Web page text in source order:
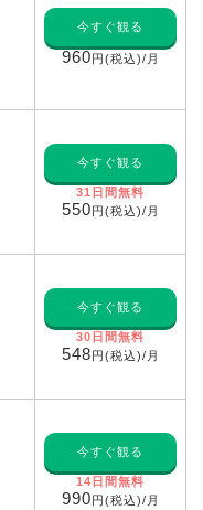
今すぐ観る
960 円(税込)/月
今すぐ観る
31日間無料
550 円(税込)/月
今すぐ観る
30日間無料
548 円(税込)/月
今すぐ観る
14日間無料
990 円(税込)/月